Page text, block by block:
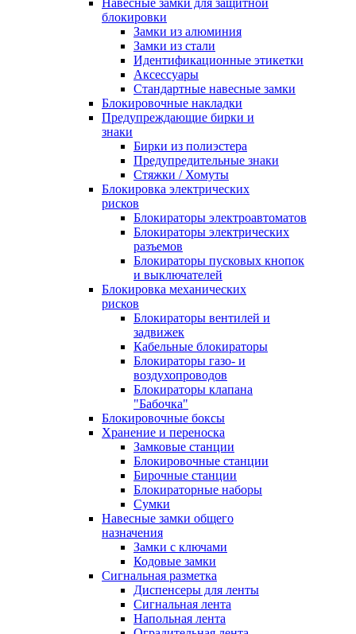
Навесные замки для защитной
блокировки
Замки из алюминия
Замки из стали
Идентификационные этикетки
Аксессуары
Стандартные навесные замки
Блокировочные накладки
Предупреждающие бирки и
знаки
Бирки из полиэстера
Предупредительные знаки
Стяжки / Хомуты
Блокировка электрических
рисков
Блокираторы электроавтоматов
Блокираторы электрических
разъемов
Блокираторы пусковых кнопок
и выключателей
Блокировка механических
рисков
Блокираторы вентилей и
задвижек
Кабельные блокираторы
Блокираторы газо- и
воздухопроводов
Блокираторы клапана
"Бабочка"
Блокировочные боксы
Хранение и переноска
Замковые станции
Блокировочные станции
Бирочные станции
Блокираторные наборы
Сумки
Навесные замки общего
назначения
Замки с ключами
Кодовые замки
Сигнальная разметка
Диспенсеры для ленты
Сигнальная лента
Напольная лента